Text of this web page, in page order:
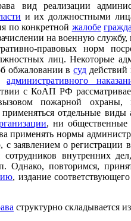
вид реализации
и их должностными
по конкретной жалобе
на военную
правовых норм
лиц. Некоторые
обжаловании всуд
административного
с КоАП РФ
пожарной
отдельные виды
, ни общественные
нормы
заявлением о регистрации
внутренних
Однако, повторимся,
, издание
структурно складывается